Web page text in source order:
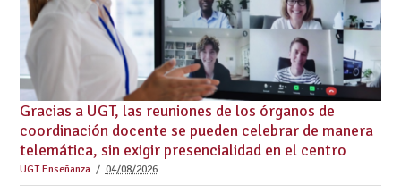
Gracias a UGT, las reuniones de los órganos de
coordinación docente se pueden celebrar de manera
telemática, sin exigir presencialidad en el centro
UGT Enseñanza 04/08/2026